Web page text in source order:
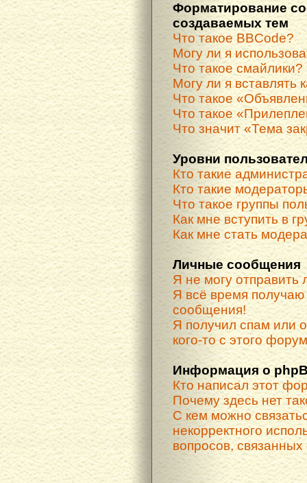
Форматирование
создаваемых тем
Что такое BBCode?
Могу ли я
Что такое смайлики?
Могу ли я вставлять
Что такое
Что такое
Что значит «Тема
Уровни
Кто такие
Кто такие
Что такое группы
Как мне вступить в
Как мне стать
Личные сообщения
Я не могу
Я всё время
сообщения!
Я получил спам или
кого-то с этого
Информация о
Кто написал этот
Почему здесь нет
С кем можно
некорректного
вопросов,